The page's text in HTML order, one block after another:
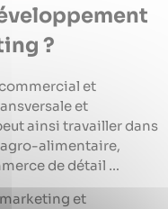
?
et
et
ainsi travailler dans
agro-alimentaire,
de détail …
et